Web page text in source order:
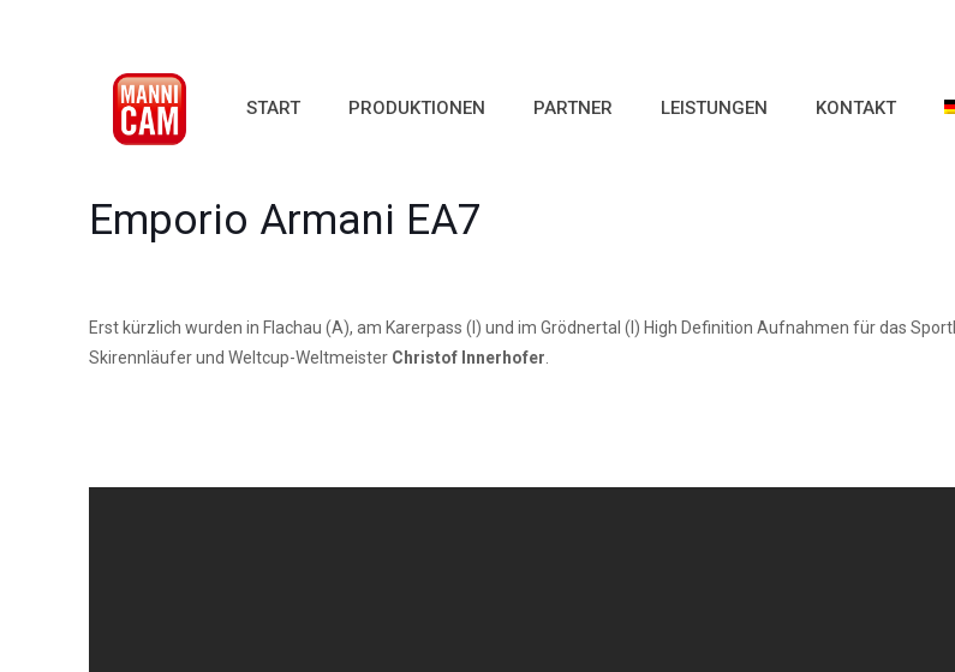
START PRODUKTIONEN PARTNER LEISTUNGEN KONTAKT
Emporio Armani EA7
Erst kürzlich wurden in Flachau (A), am Karerpass (I) und im Grödnertal (I) High Definition Aufnahmen für das
Skirennläufer und Weltcup-Weltmeister Christof Innerhofer